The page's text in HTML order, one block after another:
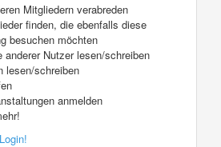
Mitgliedern verabreden
finden, die ebenfalls diese
besuchen möchten
anderer Nutzer lesen/schreiben
lesen/schreiben
anmelden
Login!